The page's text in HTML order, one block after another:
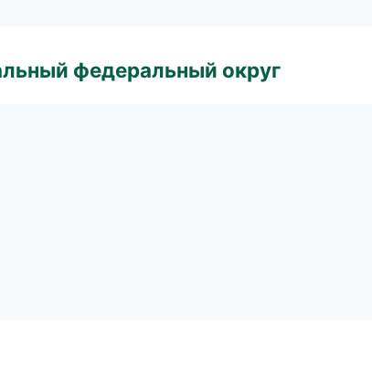
федеральный округ